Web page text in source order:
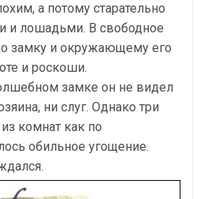
а потому старательно
и лошадьми. В свободное
замку и окружающему его
и роскоши.
замке он не видел
ни слуг. Однако три
комнат как по
обильное угощение.